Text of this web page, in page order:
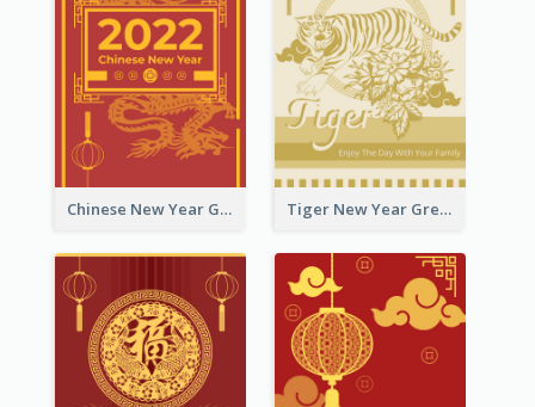
Chinese New Year Greeting Card With Graphic Decorations Tiger New Year Greeting Card With Decorations